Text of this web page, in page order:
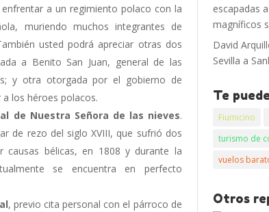
a un regimiento polaco con la
muriendo muchos integrantes de
usted podrá apreciar otras dos
a Benito San Juan, general de las
y otra otorgada por el gobierno de
los héroes polacos.
de Nuestra Señora de las nieves.
de rezo del siglo XVIII, que sufrió dos
causas bélicas, en 1808 y durante la
se encuentra en perfecto
, previo cita personal con el párroco de
escapadas
magníficos
David
Sevilla a
Te
Fiumicino
turismo de
vuelos
Otros